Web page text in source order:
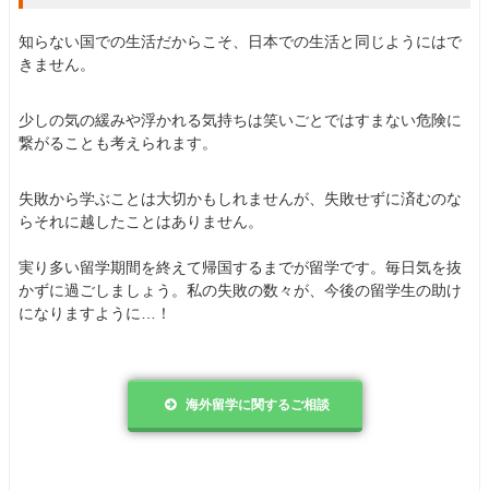
知らない国での生活だからこそ、日本での生活と同じようにはで
きません。
少しの気の緩みや浮かれる気持ちは笑いごとではすまない危険に
繋がることも考えられます。
失敗から学ぶことは大切かもしれませんが、失敗せずに済むのな
らそれに越したことはありません。
実り多い留学期間を終えて帰国するまでが留学です。毎日気を抜
かずに過ごしましょう。私の失敗の数々が、今後の留学生の助け
になりますように…！
海外留学に関するご相談